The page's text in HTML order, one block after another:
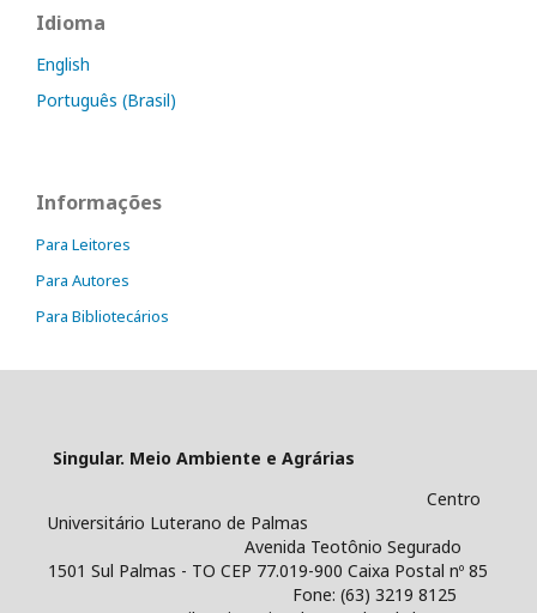
Idioma
English
Português (Brasil)
Informações
Para Leitores
Para Autores
Para Bibliotecários
Singular. Meio Ambiente e Agrárias
Centro
Universitário Luterano de Palmas
Avenida Teotônio Segurado
1501 Sul Palmas - TO CEP 77.019-900 Caixa Postal nº 85
Fone: (63) 3219 8125